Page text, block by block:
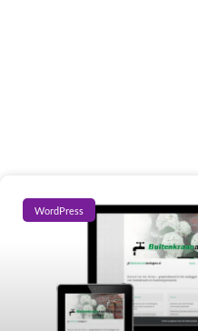
WordPress